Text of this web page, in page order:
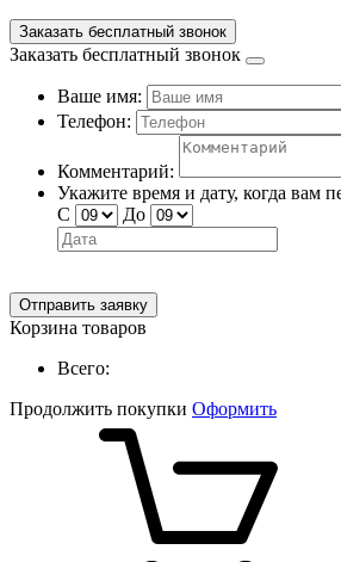
Заказать бесплатный звонок
Заказать бесплатный звонок
Ваше имя:
Телефон:
Комментарий:
Укажите время и дату, когда вам
С
До
Отправить заявку
Корзина товаров
Всего:
Продолжить покупки Оформить